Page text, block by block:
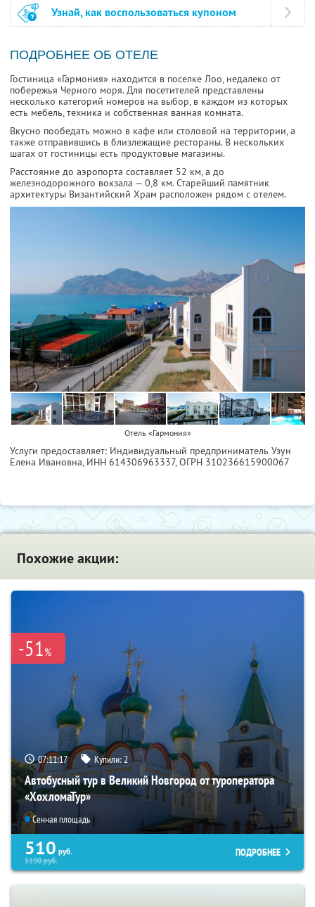
Узнай, как воспользоваться купоном
ПОДРОБНЕЕ ОБ ОТЕЛЕ
Гостиница «Гармония» находится в поселке Лоо, недалеко от
побережья Черного моря. Для посетителей представлены
несколько категорий номеров на выбор, в каждом из которых
есть мебель, техника и собственная ванная комната.
Вкусно пообедать можно в кафе или столовой на территории, а
также отправившись в близлежащие рестораны. В нескольких
шагах от гостиницы есть продуктовые магазины.
Расстояние до аэропорта составляет 52 км, а до
железнодорожного вокзала — 0,8 км. Старейший памятник
архитектуры Византийский Храм расположен рядом с отелем.
Отель «Гармония»
Услуги предоставляет: Индивидуальный предприниматель Узун
Елена Ивановна, ИНН 614306963337, ОГРН 310236615900067
Похожие акции:
-51%
07:11:16 Купили:2
Автобусный тур в Великий Новгород от туроператора
«ХохломаТур»
Сенная площадь
510 руб.
5190руб.
ПОДРОБНЕЕ